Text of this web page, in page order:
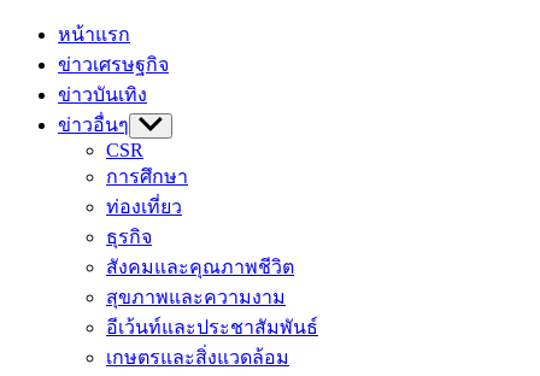
หน้าแรก
ข่าวเศรษฐกิจ
ข่าวบันเทิง
ข่าวอื่นๆ Show
sub
menu
CSR
การศึกษา
ท่องเที่ยว
ธุรกิจ
สังคมและคุณภาพชีวิต
สุขภาพและความงาม
อีเว้นท์และประชาสัมพันธ์
เกษตรและสิ่งแวดล้อม